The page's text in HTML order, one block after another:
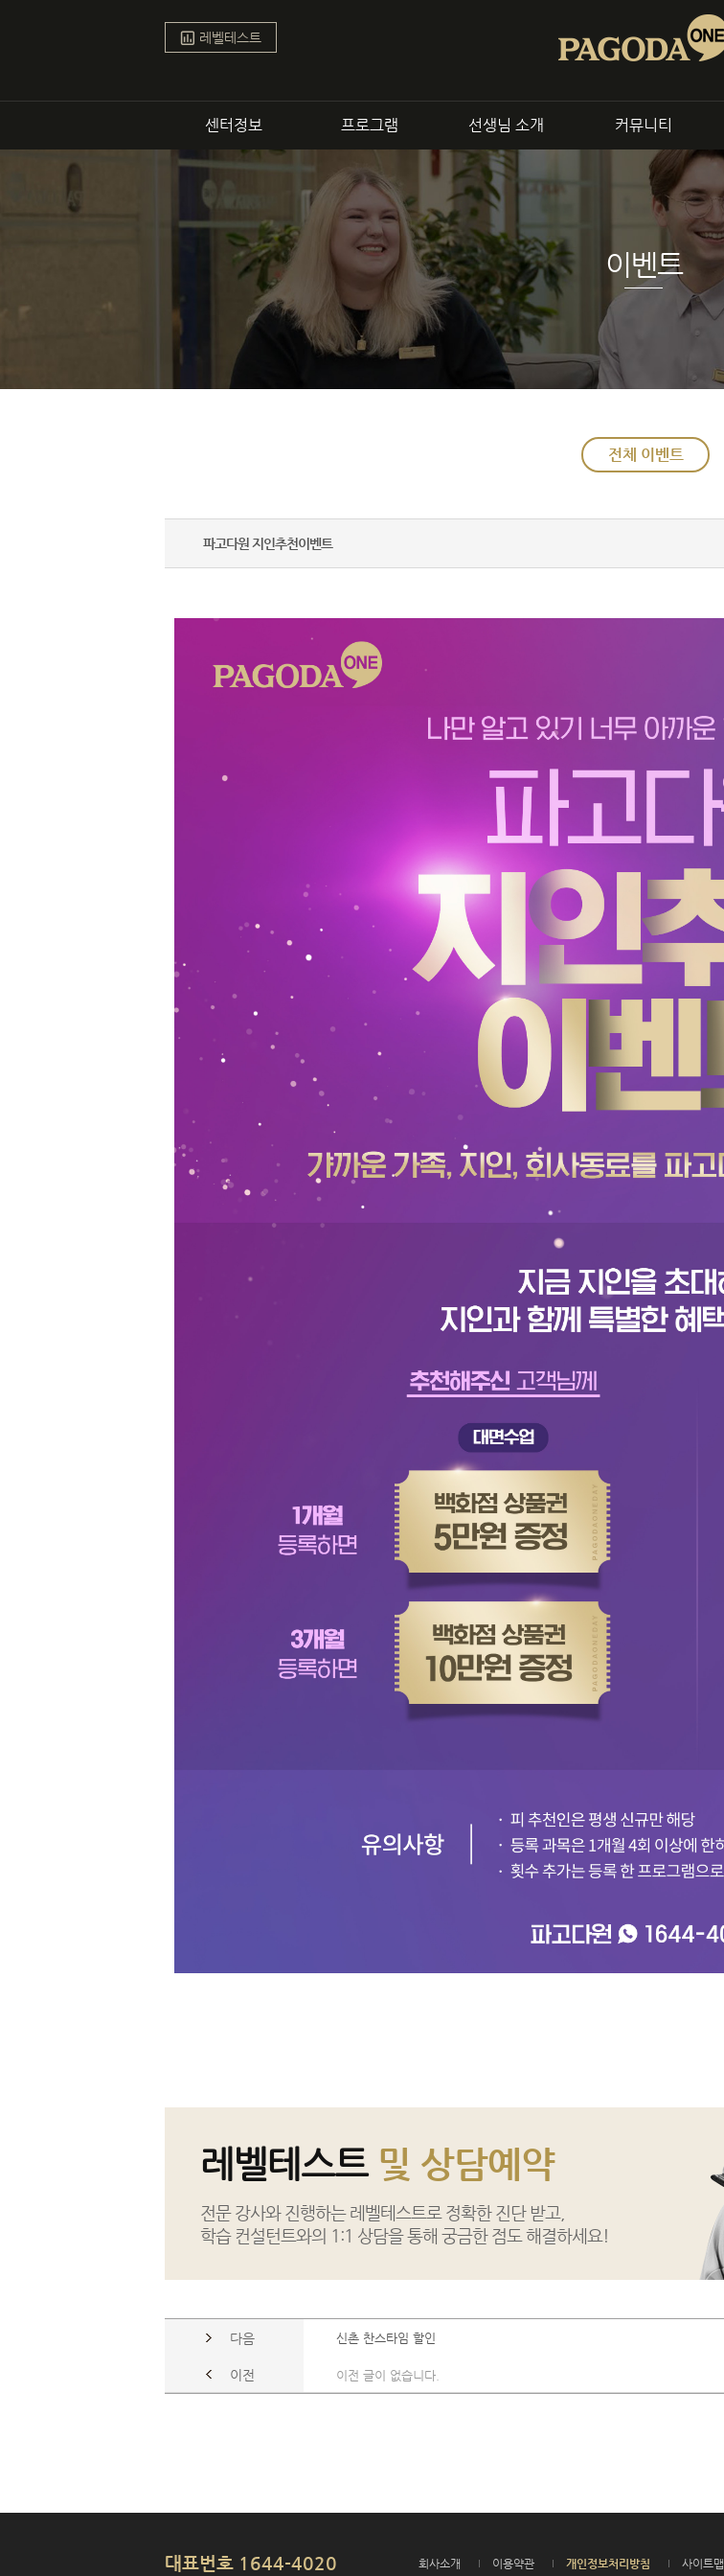
학원 파고다어학원 파고다북스
레벨테스트
센터정보 프로그램 선생님 소개 커뮤니티
종로센터
커리큘럼 영어
정규 영어회화
비즈니스 회화
토픽 프로그램
영어인터뷰
중국어
정규 중국어 회화
토픽 프로그램
중국어 면접 대비과정
중국어 시험 대비반
마이클래스 학습하기
이벤트
전체 이벤트
파고다원 지인추천이벤트
레벨테스트및 상담예약
전문 강사와 진행하는 레벨테스트로 정확한 진단 받고,
학습 컨설턴트와의 1:1 상담을 통해 궁금한 점도 해결하세요!
다음 신촌 찬스타임 할인
이전 이전 글이 없습니다.
대표번호 1644-4020 회사소개 이용약관 개인정보처리방침 사이트맵